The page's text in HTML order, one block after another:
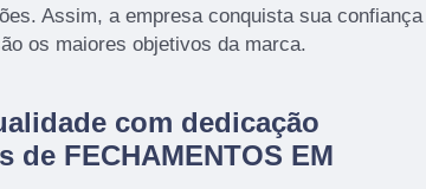
Assim, a empresa conquista sua confiança
os maiores objetivos da marca.
com dedicação
de FECHAMENTOS EM